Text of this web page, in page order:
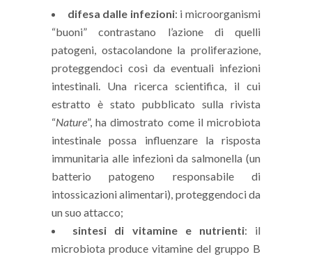
difesa dalle infezioni: i microorganismi
“buoni” contrastano l’azione di quelli
patogeni, ostacolandone la proliferazione,
proteggendoci così da eventuali infezioni
intestinali. Una ricerca scientifica, il cui
estratto è stato pubblicato sulla rivista
“Nature”, ha dimostrato come il microbiota
intestinale possa influenzare la risposta
immunitaria alle infezioni da salmonella (un
batterio patogeno responsabile di
intossicazioni alimentari), proteggendoci da
un suo attacco;
sintesi di vitamine e nutrienti: il
microbiota produce vitamine del gruppo B